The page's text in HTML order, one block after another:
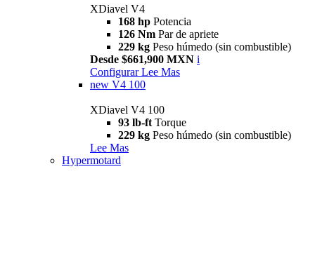
XDiavel V4
168 hp Potencia
126 Nm Par de apriete
229 kg Peso húmedo (sin combustible)
Desde $661,900 MXN i
Configurar Lee Mas
new V4 100
XDiavel V4 100
93 lb-ft Torque
229 kg Peso húmedo (sin combustible)
Lee Mas
Hypermotard